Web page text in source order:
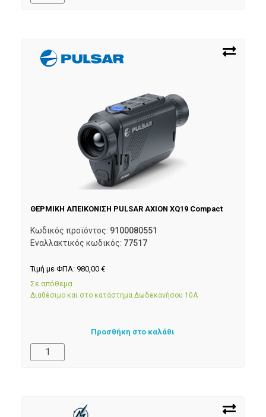
ΘΕΡΜΙΚΗ ΑΠΕΙΚΟΝΙΣΗ PULSAR AXION XQ19 Compact
Κωδικός προϊόντος: 9100080551
Εναλλακτικός κωδικός: 77517
Τιμή με ΦΠΑ: 980,00 €
Σε απόθεμα
Διαθέσιμο και στο κατάστημα Δωδεκανήσου 10Α
Προσθήκη στο καλάθι